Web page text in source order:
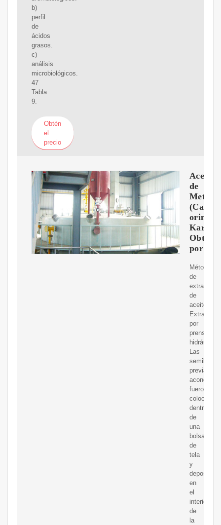
b)
perfil
de
ácidos
grasos.
c)
análisis
microbiológicos.
47
Tabla
9.
Obtén
el
precio
Aceite
de
Karst)
por
Métodos
de
extracción
de
aceite
Extracción
por
prensa
hidráulica
Las
semillas
fueron
colocadas
dentro
de
una
bolsa
de
tela
y
en
el
interior
de
la